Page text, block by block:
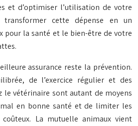
et d’optimiser l’utilisation de votre
transformer cette dépense en un
pour la santé et le bien-être de votre
assurance reste la prévention.
de l’exercice régulier et des
le vétérinaire sont autant de moyens
en bonne santé et de limiter les
La mutuelle animaux vient